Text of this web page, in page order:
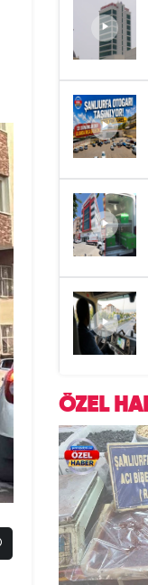
ÖZEL